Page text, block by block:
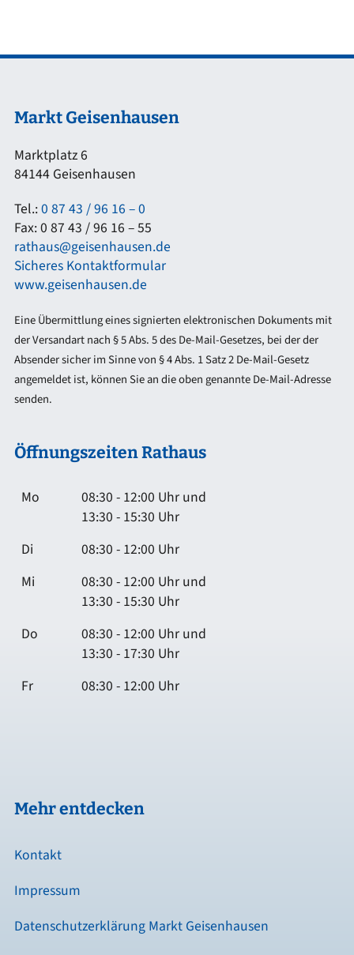
Markt Geisenhausen
Marktplatz 6
84144 Geisenhausen
Tel.:0 87 43 / 96 16 – 0
Fax: 0 87 43 / 96 16 – 55
rathaus@geisenhausen.de
Sicheres Kontaktformular
www.geisenhausen.de
Eine Übermittlung eines signierten elektronischen Dokuments mit
der Versandart nach § 5 Abs. 5 des De-Mail-Gesetzes, bei der der
Absender sicher im Sinne von § 4 Abs. 1 Satz 2 De-Mail-Gesetz
angemeldet ist, können Sie an die oben genannte De-Mail-Adresse
senden.
Öffnungszeiten Rathaus
Mo
08:30 - 12:00 Uhr und
13:30 - 15:30 Uhr
Di
08:30 - 12:00 Uhr
Mi
08:30 - 12:00 Uhr und
13:30 - 15:30 Uhr
Do
08:30 - 12:00 Uhr und
13:30 - 17:30 Uhr
Fr
08:30 - 12:00 Uhr
Mehr entdecken
Kontakt
Impressum
Datenschutzerklärung Markt Geisenhausen